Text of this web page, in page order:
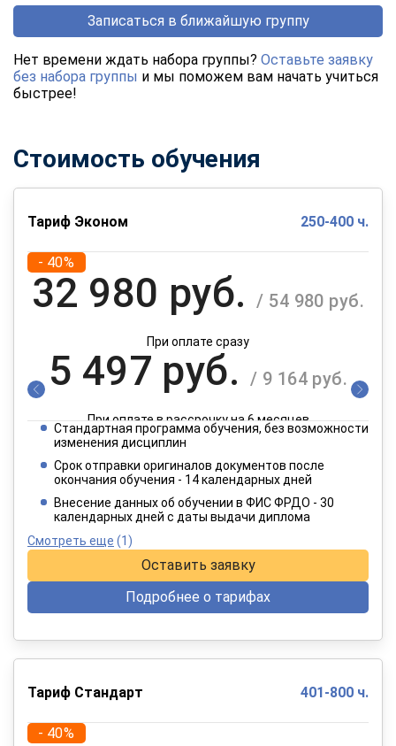
Записаться в ближайшую группу
Нет времени ждать набора группы? Оставьте заявку
без набора группы и мы поможем вам начать учиться
быстрее!
Стоимость обучения
Тариф Эконом 250-400 ч.
- 40%
32 980 руб. / 54 980 руб.
При оплате сразу
5 497 руб. / 9 164 руб.
При оплате в рассрочку на 6 месяцев
2 749 руб.
При оплате в рассрочку на 12 месяцев
Стандартная программа обучения, без возможности
изменения дисциплин
Срок отправки оригиналов документов после
окончания обучения - 14 календарных дней
Внесение данных об обучении в ФИС ФРДО - 30
календарных дней с даты выдачи диплома
Смотреть еще (1)
Оставить заявку
Подробнее о тарифах
Тариф Стандарт 401-800 ч.
- 40%